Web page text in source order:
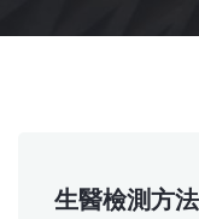
生醫檢測方